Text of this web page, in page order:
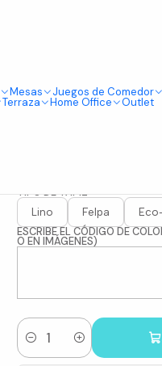
Mesas Juegos de Comedor
Terraza Home Office Outlet
|
Cojín
TIPO DE TAPIZ
Lino Felpa
ESCRIBE EL CÓDIGO DE
O EN IMÁGENES)
Cantidad